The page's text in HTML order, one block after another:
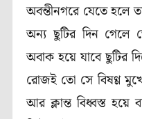
অবন্তীনগরে যেতে হলে
অন্য ছুটির দিন গেলে
অবাক হয়ে যাবে ছুটির
রোজই তো সে বিষণ্ণ
আর ক্লান্ত বিধ্বস্ত হয়ে